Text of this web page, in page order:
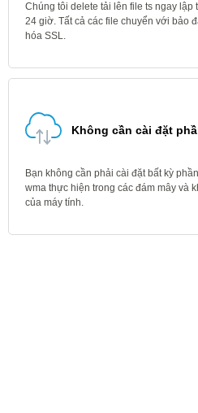
Chúng tôi delete tải lên file ts ngay lập
24 giờ. Tất cả các file chuyển với bảo
hóa SSL.
Không cần cài đặt
Bạn không cần phải cài đặt bất kỳ
wma thực hiện trong các đám mây và
của máy tính.